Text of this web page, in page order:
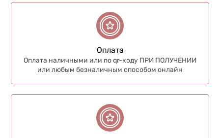
Оплата
Оплата наличными или по qr-коду ПРИ ПОЛУЧЕНИИ
или любым безналичным способом онлайн